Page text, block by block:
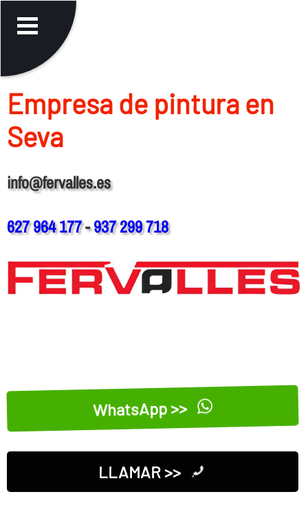
Empresa de pintura en
Seva
info@fervalles.es
627 964 177-937 299 718
WhatsApp >>
LLAMAR >>